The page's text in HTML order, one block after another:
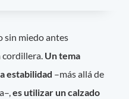
sin miedo antes
cordillera. Un tema
estabilidad –más allá de
es utilizar un calzado